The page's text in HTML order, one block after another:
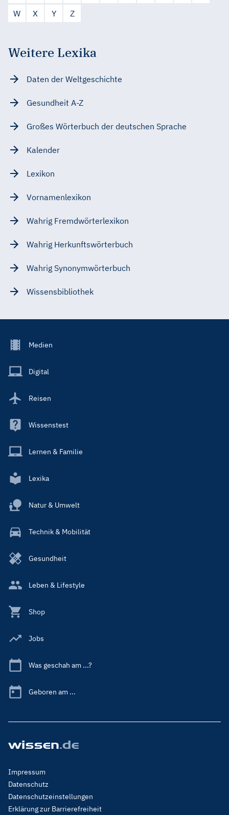
W
X Y Z
Weitere Lexika
Daten der Weltgeschichte
Gesundheit A-Z
Großes Wörterbuch der deutschen Sprache
Kalender
Lexikon
Vornamenlexikon
Wahrig Fremdwörterlexikon
Wahrig Herkunftswörterbuch
Wahrig Synonymwörterbuch
Wissensbibliothek
Footer
Main
Medien
Digital
Reisen
Wissenstest
Lernen & Familie
Lexika
Natur & Umwelt
Technik & Mobilität
Gesundheit
Leben & Lifestyle
Shop
Jobs
Was geschah am ...?
Geboren am ...
Footer
Menu
Legal
Impressum
Datenschutz
Datenschutzeinstellungen
Erklärung zur Barrierefreiheit